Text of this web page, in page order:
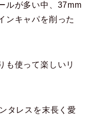
ルが多い中、37mm
ンキャパを削った
も使って楽しいリ
タレスを末長く愛